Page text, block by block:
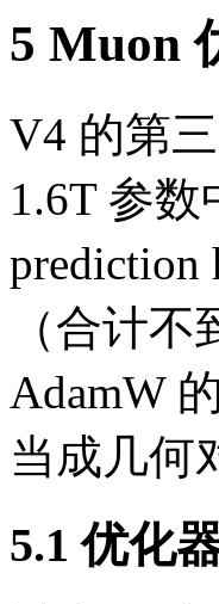
5 Muon
V4 的第
1.6T 参数
prediction
（合计
AdamW
当成几何
5.1 优化